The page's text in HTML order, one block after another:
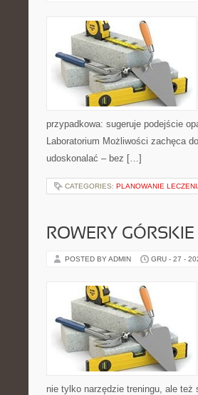
przypadkowa: sugeruje podejście
Laboratorium Możliwości zachęca
udoskonalać – bez […]
CATEGORIES: PLANOWANIE
ROWERY
POSTED BY ADMIN GRU - 27 -
nie tylko narzędzie treningu, ale